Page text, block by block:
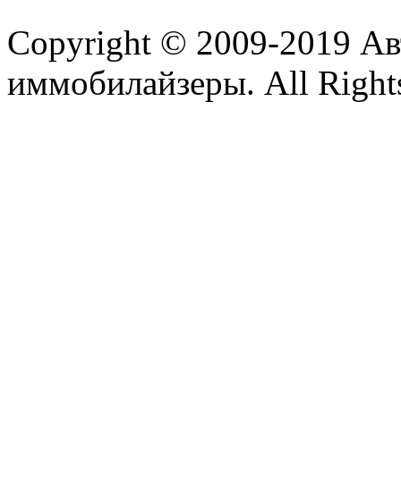
Copyright © 2009-2019
иммобилайзеры. All